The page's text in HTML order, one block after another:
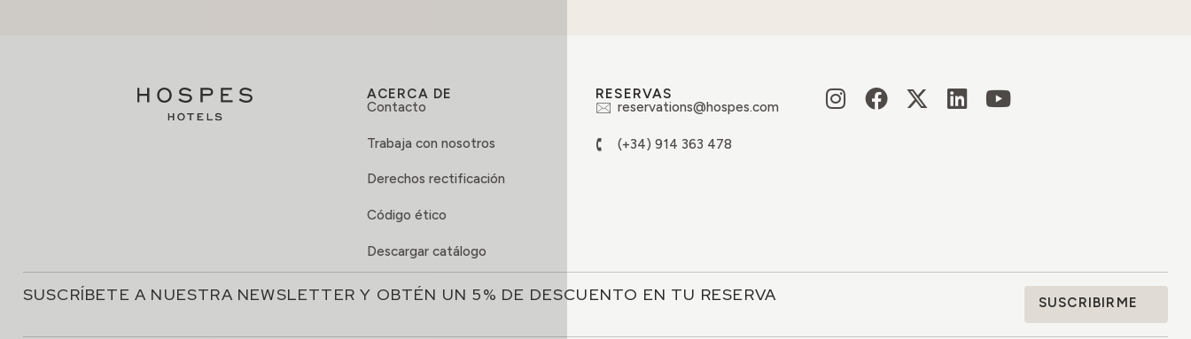
ACERCA DE
Contacto
Trabaja con nosotros
Derechos rectificación
Código ético
Descargar catálogo
RESERVAS
reservations@hospes.com
(+34) 914 363 478
SUSCRÍBETE A NUESTRA NEWSLETTER Y OBTÉN UN 5% DE DESCUENTO EN TU RESERVA SUSCRIBIRME